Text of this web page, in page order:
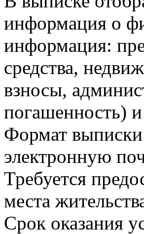
информация о
информация:
средства,
взносы,
погашенность)
Формат
электронную
Требуется
места
Срок оказания